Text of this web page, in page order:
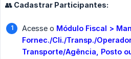
👥 Cadastrar Participantes:
Acesse o Módulo Fiscal >
Fornec./Cli./Transp./
Transporte/Agência, Posto